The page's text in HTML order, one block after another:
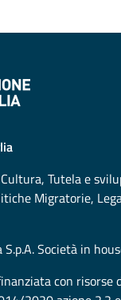
Cultura, Tutela e
Migratorie,
Società in
con risorse